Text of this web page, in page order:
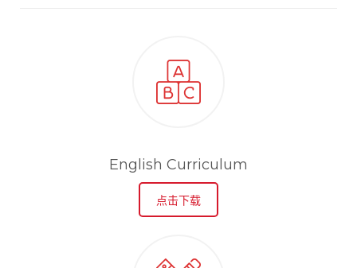
English Curriculum
点击下载